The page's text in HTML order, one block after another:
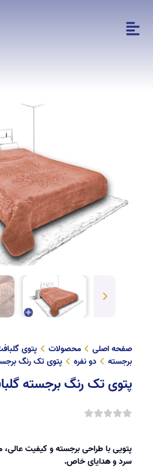
صفحه اصلی محصولات پتوی
برجسته
دو نفره پتوی تک رنگ برجسته
پتوی تک رنگ برجسته گلبافت
پتویی با طراحی برجسته و کیفیت
سرد و هدایای خاص.